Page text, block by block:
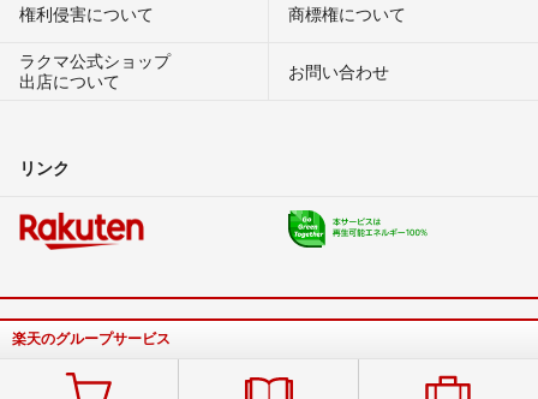
権利侵害について
商標権について
ラクマ公式ショップ
出店について
お問い合わせ
リンク
楽天のグループサービス